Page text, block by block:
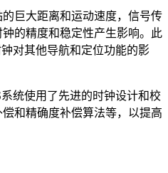
巨大距离和运动速度，信号传
的精度和稳定性产生影响。此
对其他导航和定位功能的影
统使用了先进的时钟设计和校
和精确度补偿算法等，以提高